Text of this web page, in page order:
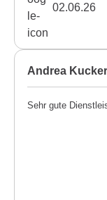
02.06.26
Andrea
Sehr gute